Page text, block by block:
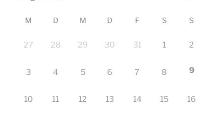
M D M D F S S
27 28 29 30 31 1 2
3 4 5 6 7 8 9
10 11 12 13 14 15 16